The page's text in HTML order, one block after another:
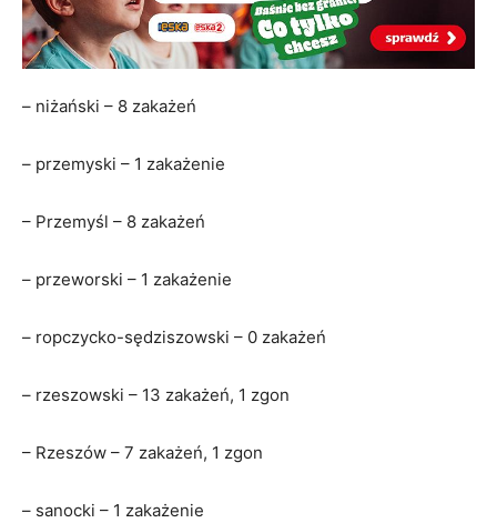
– niżański – 8 zakażeń
– przemyski – 1 zakażenie
– Przemyśl – 8 zakażeń
– przeworski – 1 zakażenie
– ropczycko-sędziszowski – 0 zakażeń
– rzeszowski – 13 zakażeń, 1 zgon
– Rzeszów – 7 zakażeń, 1 zgon
– sanocki – 1 zakażenie